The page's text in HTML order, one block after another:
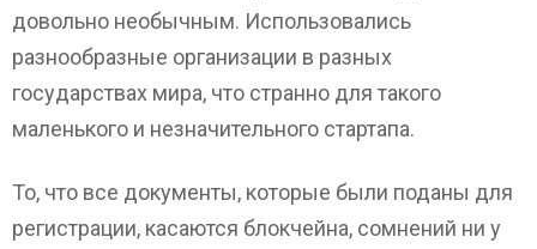
довольно необычным. Использовались
разнообразные организации в разных
государствах мира, что странно для такого
маленького и незначительного стартапа.
То, что все документы, которые были поданы для
регистрации, касаются блокчейна, сомнений ни у